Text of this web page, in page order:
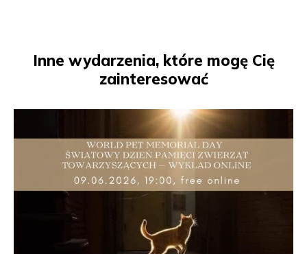
Inne wydarzenia, które mogę Cię
zainteresować